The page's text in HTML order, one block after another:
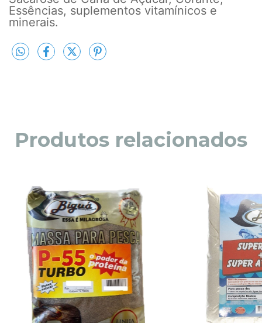
Essências, suplementos vitamínicos e
minerais.
Produtos relacionados